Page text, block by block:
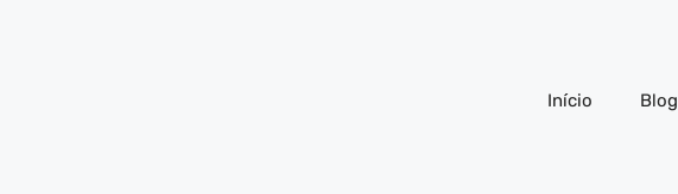
Início Blog